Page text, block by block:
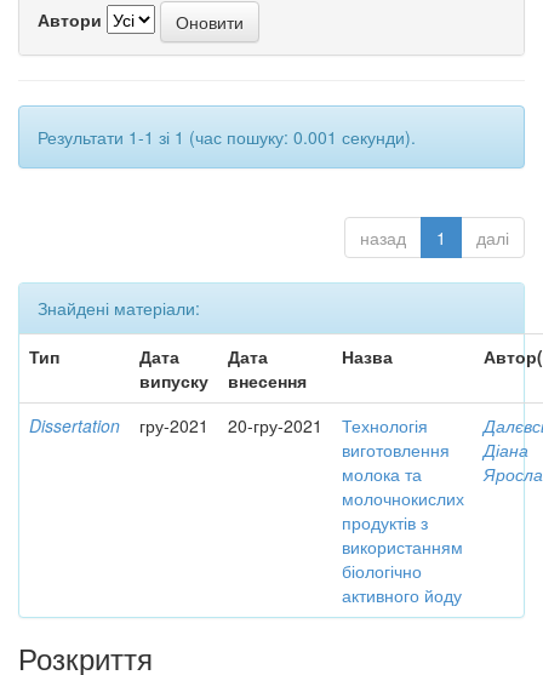
Автори
Результати 1-1 зі 1 (час пошуку: 0.001 секунди).
назад 1 далі
Знайдені матеріали:
Тип
Дата
випуску
Дата
внесення
Назва
Dissertation гру-2021 20-гру-2021
Технологія
виготовлення
молока та
молочнокислих
продуктів з
використанням
біологічно
активного йоду
Діана
Розкриття